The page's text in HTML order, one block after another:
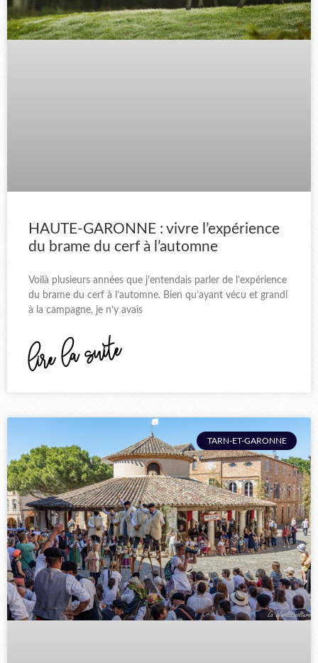
HAUTE-GARONNE : vivre l’expérience
du brame du cerf à l’automne
Voilà plusieurs années que j’entendais parler de l’expérience
du brame du cerf à l’automne. Bien qu’ayant vécu et grandi
à la campagne, je n’y avais
lire la suite
TARN-ET-GARONNE